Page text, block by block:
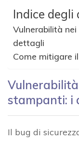
Indice
Vulnerabilità
dettagli
Come mitigare
stampanti: i
Il bug di